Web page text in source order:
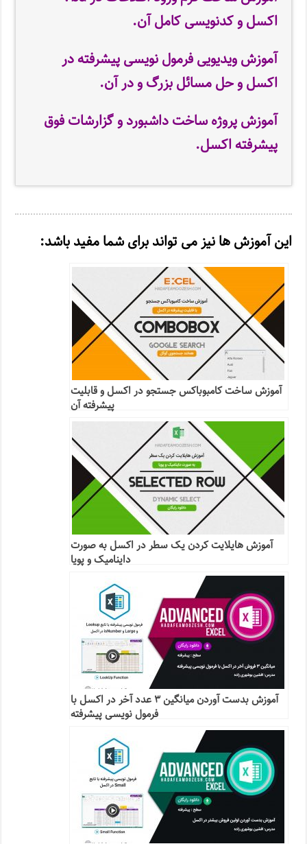
اکسل و کدنویسی کامل آن.
آموزش ویدیویی فرمول نویسی پیشرفته در
اکسل و حل مسائل بزرگ و در آن.
آموزش پروژه ساختداشبورد و گزارشات فوق
پیشرفته اکسل.
این آموزش ها نیز می تواند برای شما مفید باشد:
آموزش ساخت کامبوباکس جستجو در اکسل و قابلیت
پیشرفته آن
آموزش هایلایت کردن یک سطر در اکسل به صورت
داینامیک و پویا
آموزش بدست آوردن میانگین ۳ عدد آخر در اکسل با
فرمول نویسی پیشرفته